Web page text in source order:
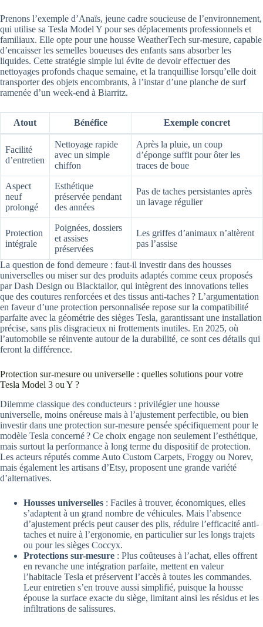
Prenons l’exemple d’Anaïs, jeune cadre soucieuse de l’environnement,
qui utilise sa Tesla Model Y pour ses déplacements professionnels et
familiaux. Elle opte pour une housse WeatherTech sur-mesure, capable
d’encaisser les semelles boueuses des enfants sans absorber les
liquides. Cette stratégie simple lui évite de devoir effectuer des
nettoyages profonds chaque semaine, et la tranquillise lorsqu’elle doit
transporter des objets encombrants, à l’instar d’une planche de surf
ramenée d’un week-end à Biarritz.
Atout Bénéfice Exemple concret
Facilité
d’entretien
Nettoyage rapide
avec un simple
chiffon
Après la pluie, un coup
d’éponge suffit pour ôter les
traces de boue
Aspect
neuf
prolongé
Esthétique
préservée pendant
des années
Pas de taches persistantes après
un lavage régulier
Protection
intégrale
Poignées, dossiers
et assises
préservées
Les griffes d’animaux n’altèrent
pas l’assise
La question de fond demeure : faut-il investir dans des housses
universelles ou miser sur des produits adaptés comme ceux proposés
par Dash Design ou Blacktailor, qui intègrent des innovations telles
que des coutures renforcées et des tissus anti-taches ? L’argumentation
en faveur d’une protection personnalisée repose sur la compatibilité
parfaite avec la géométrie des sièges Tesla, garantissant une installation
précise, sans plis disgracieux ni frottements inutiles. En 2025, où
l’automobile se réinvente autour de la durabilité, ce sont ces détails qui
feront la différence.
Protection sur-mesure ou universelle : quelles solutions pour votre
Tesla Model 3 ou Y ?
Dilemme classique des conducteurs : privilégier une housse
universelle, moins onéreuse mais à l’ajustement perfectible, ou bien
investir dans une protection sur-mesure pensée spécifiquement pour le
modèle Tesla concerné ? Ce choix engage non seulement l’esthétique,
mais surtout la performance à long terme du dispositif de protection.
Les acteurs réputés comme Auto Custom Carpets, Froggy ou Norev,
mais également les artisans d’Etsy, proposent une grande variété
d’alternatives.
Housses universelles : Faciles à trouver, économiques, elles
s’adaptent à un grand nombre de véhicules. Mais l’absence
d’ajustement précis peut causer des plis, réduire l’efficacité anti-
taches et nuire à l’ergonomie, en particulier sur les longs trajets
ou pour les sièges Coccyx.
Protections sur-mesure : Plus coûteuses à l’achat, elles offrent
en revanche une intégration parfaite, mettent en valeur
l’habitacle Tesla et préservent l’accès à toutes les commandes.
Leur entretien s’en trouve aussi simplifié, puisque la housse
épouse la surface exacte du siège, limitant ainsi les résidus et les
infiltrations de salissures.